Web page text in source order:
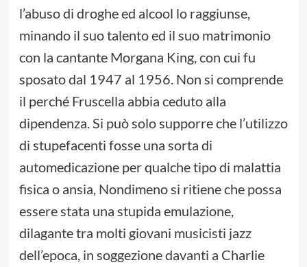
l’abuso di droghe ed alcool lo raggiunse,
minando il suo talento ed il suo matrimonio
con la cantante Morgana King, con cui fu
sposato dal 1947 al 1956. Non si comprende
il perché Fruscella abbia ceduto alla
dipendenza. Si può solo supporre che l’utilizzo
di stupefacenti fosse una sorta di
automedicazione per qualche tipo di malattia
fisica o ansia, Nondimeno si ritiene che possa
essere stata una stupida emulazione,
dilagante tra molti giovani musicisti jazz
dell’epoca, in soggezione davanti a Charlie